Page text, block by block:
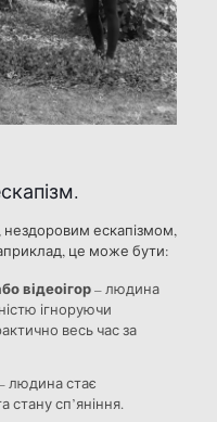
ескапізмом,
це може бути:
відеоігор– людина
ігноруючи
весь час за
людина стає
стану сп’яніння.